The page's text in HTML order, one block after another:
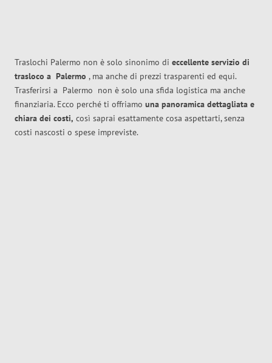
Traslochi Palermo non è solo sinonimo di eccellente servizio di
trasloco a Palermo , ma anche di prezzi trasparenti ed equi.
Trasferirsi a Palermo non è solo una sfida logistica ma anche
finanziaria. Ecco perché ti offriamo una panoramica dettagliata e
chiara dei costi, così saprai esattamente cosa aspettarti, senza
costi nascosti o spese impreviste.